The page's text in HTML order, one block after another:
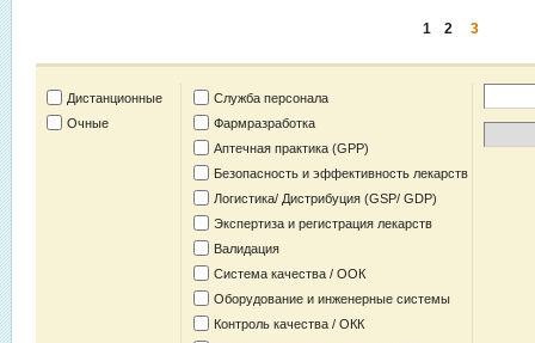
1 2 3
Дистанционные
Очные
Служба персонала
Фармразработка
Аптечная практика (GPP)
Безопасность и эффективность лекарств
Логистика/ Дистрибуция (GSP/ GDP)
Экспертиза и регистрация лекарств
Валидация
Система качества / ООК
Оборудование и инженерные системы
Контроль качества / ОКК